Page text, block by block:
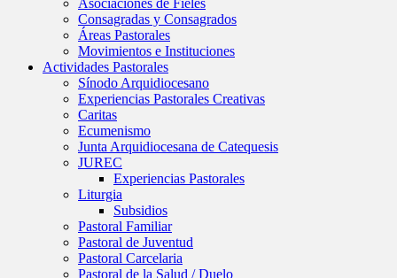
Asociaciones de Fieles
Consagradas y Consagrados
Áreas Pastorales
Movimientos e Instituciones
Actividades Pastorales
Sínodo Arquidiocesano
Experiencias Pastorales Creativas
Caritas
Ecumenismo
Junta Arquidiocesana de Catequesis
JUREC
Experiencias Pastorales
Liturgia
Subsidios
Pastoral Familiar
Pastoral de Juventud
Pastoral Carcelaria
Pastoral de la Salud / Duelo